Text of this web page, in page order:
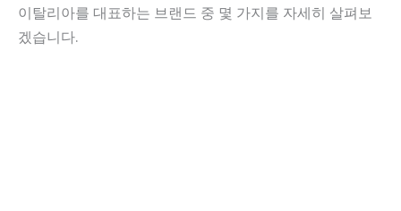
이탈리아를 대표하는 브랜드 중 몇 가지를 자세히 살펴보
겠습니다.